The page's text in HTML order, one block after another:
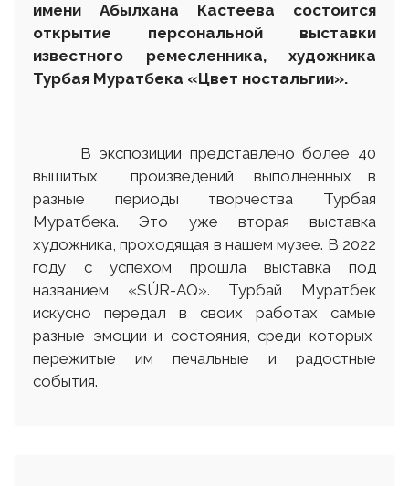
имени Абылхана Кастеева состоится
открытие персональной выставки
известного ремесленника, художника
Турбая Муратбека «Цвет ностальгии».
В экспозиции представлено более 40
вышитых произведений, выполненных в
разные периоды творчества Турбая
Муратбека. Это уже вторая выставка
художника, проходящая в нашем музее. В 2022
году с успехом прошла выставка под
названием «SÚR-AQ». Турбай Муратбек
искусно передал в своих работах самые
разные эмоции и состояния, среди которых
пережитые им печальные и радостные
события.